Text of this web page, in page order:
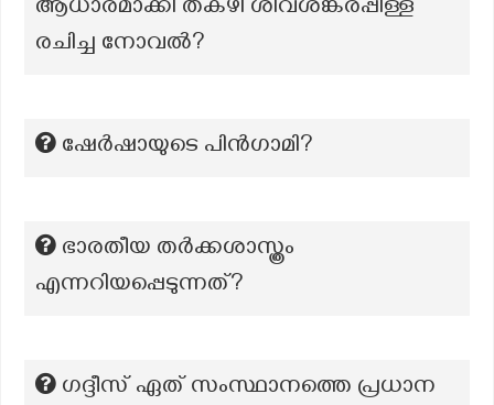
ആധാരമാക്കി തകഴി ശിവശങ്കരപ്പിള്ള
രചിച്ച നോവൽ?
ഷേർഷായുടെ പിൻഗാമി?
ഭാരതീയ തർക്കശാസ്ത്രം
എന്നറിയപ്പെടുന്നത്?
ഗദ്ദീസ് ഏത് സംസ്ഥാനത്തെ പ്രധാന